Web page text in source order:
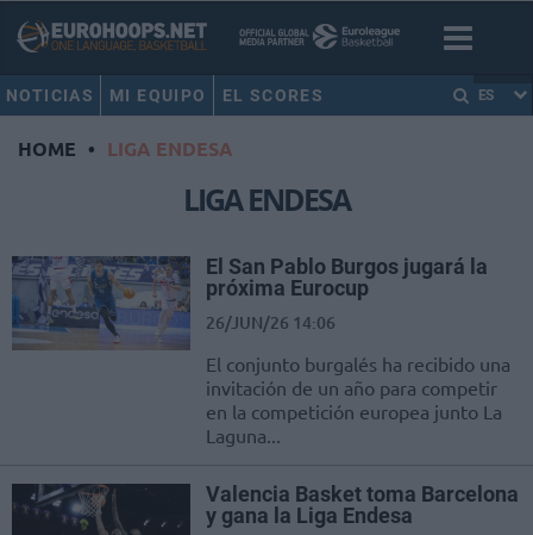
NOTICIAS MI EQUIPO EL SCORES ES
HOME • LIGA ENDESA
LIGA ENDESA
El San Pablo Burgos jugará la
próxima Eurocup
26/JUN/26 14:06
El conjunto burgalés ha recibido una
invitación de un año para competir
en la competición europea junto La
Laguna...
Valencia Basket toma Barcelona
y gana la Liga Endesa